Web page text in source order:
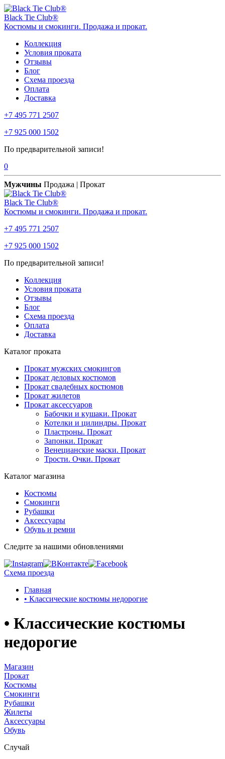
Black Tie Club®
Костюмы и смокинги. Продажа и прокат.
Коллекция
Условия проката
Отзывы
Блог
Схема проезда
Оплата
Доставка
+7 495 771 2507
+7 925 000 1502
По предварительной записи!
0
Мужчины Продажа | Прокат
Black Tie Club®
Костюмы и смокинги. Продажа и прокат.
+7 495 771 2507
+7 925 000 1502
По предварительной записи!
Коллекция
Условия проката
Отзывы
Блог
Схема проезда
Оплата
Доставка
Каталог проката
Прокат мужских смокингов
Прокат деловых костюмов
Прокат свадебных костюмов
Прокат жилетов
Прокат аксессуаров
Бабочки и кушаки. Прокат
Котелки и цилиндры. Прокат
Пластроны. Прокат
Запонки. Прокат
Венецианские маски. Прокат
Трости. Очки. Прокат
Каталог магазина
Костюмы
Смокинги
Рубашки
Аксессуары
Обувь и ремни
Следите за нашими обновлениями
Схема проезда
Главная
• Классические костюмы недорогие
• Классические костюмы
недорогие
Магазин
Прокат
Костюмы
Смокинги
Рубашки
Жилеты
Аксессуары
Обувь
Случай